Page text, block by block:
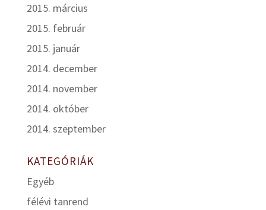
2015. március
2015. február
2015. január
2014. december
2014. november
2014. október
2014. szeptember
KATEGÓRIÁK
Egyéb
félévi tanrend